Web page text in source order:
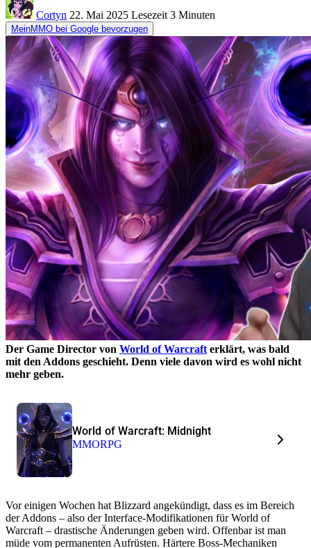
Cortyn 22. Mai 2025 Lesezeit 3 Minuten
MeinMMO bei Google bevorzugen
Der Game Director von World of Warcraft erklärt, was bald
mit den Addons geschieht. Denn viele davon wird es wohl nicht
mehr geben.
World of Warcraft: Midnight
MMORPG
Vor einigen Wochen hat Blizzard angekündigt, dass es im Bereich
der Addons – also der Interface-Modifikationen für World of
Warcraft – drastische Änderungen geben wird. Offenbar ist man
müde vom permanenten Aufrüsten. Härtere Boss-Mechaniken